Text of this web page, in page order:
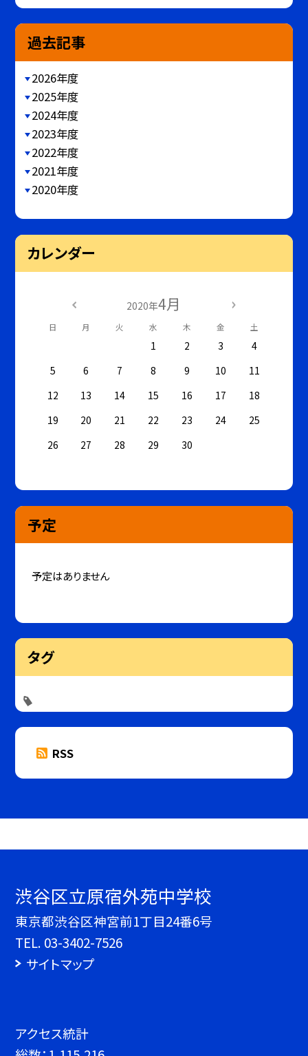
過去記事
2026年度
2025年度
2024年度
2023年度
2022年度
2021年度
2020年度
カレンダー
2020年4月
日 月 火 水 木 金 土
1 2 3
4
5
6 7 8 9 10
11
12
13 14 15 16 17
18
19
20 21 22 23 24
25
26
27 28 29 30
予定
予定はありません
タグ
RSS
渋谷区立原宿外苑中学校
東京都渋谷区神宮前1丁目24番6号
TEL. 03-3402-7526
サイトマップ
アクセス統計